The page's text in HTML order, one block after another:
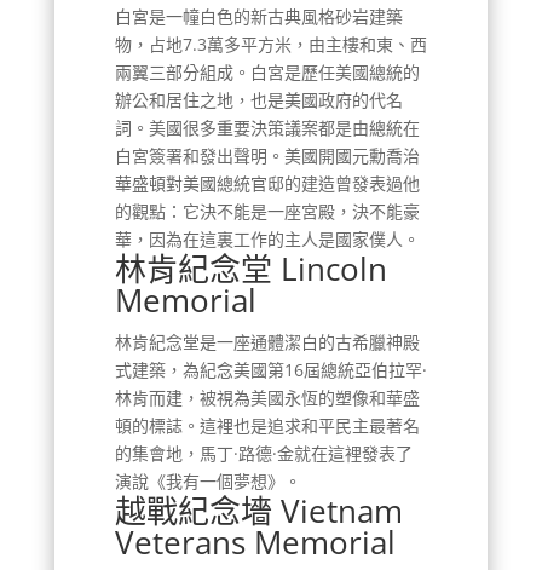
白宮是一幢白色的新古典風格砂岩建築
物，占地7.3萬多平方米，由主樓和東、西
兩翼三部分組成。白宮是歷任美國總統的
辦公和居住之地，也是美國政府的代名
詞。美國很多重要決策議案都是由總統在
白宮簽署和發出聲明。美國開國元勳喬治
華盛頓對美國總統官邸的建造曾發表過他
的觀點：它決不能是一座宮殿，決不能豪
華，因為在這裏工作的主人是國家僕人。
林肯紀念堂 Lincoln
Memorial
林肯紀念堂是一座通體潔白的古希臘神殿
式建築，為紀念美國第16屆總統亞伯拉罕·
林肯而建，被視為美國永恆的塑像和華盛
頓的標誌。這裡也是追求和平民主最著名
的集會地，馬丁·路德·金就在這裡發表了
演說《我有一個夢想》。
越戰紀念墻 Vietnam
Veterans Memorial